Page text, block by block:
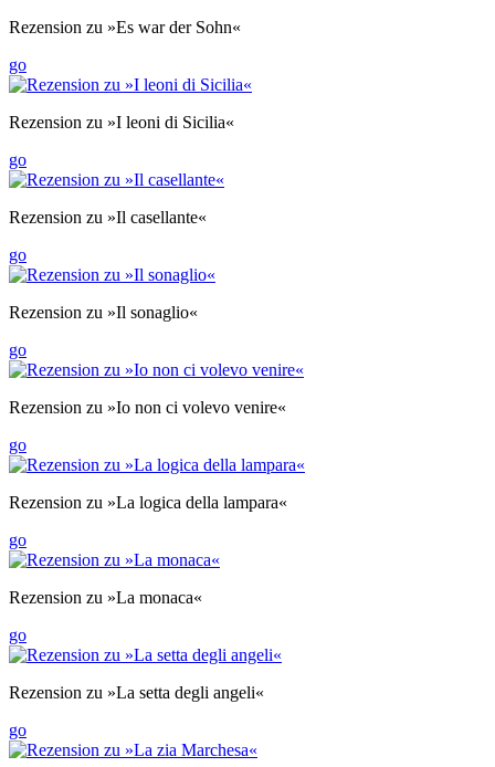
Rezension zu »Es war der Sohn«
go
Rezension zu »I leoni di Sicilia«
go
Rezension zu »Il casellante«
go
Rezension zu »Il sonaglio«
go
Rezension zu »Io non ci volevo venire«
go
Rezension zu »La logica della lampara«
go
Rezension zu »La monaca«
go
Rezension zu »La setta degli angeli«
go